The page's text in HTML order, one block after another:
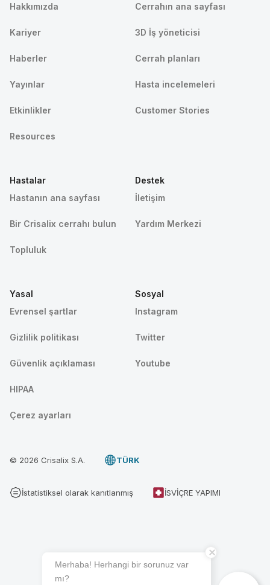
Hakkımızda
Kariyer
Haberler
Yayınlar
Etkinlikler
Resources
Cerrahın ana sayfası
3D İş yöneticisi
Cerrah planları
Hasta incelemeleri
Customer Stories
Hastalar
Hastanın ana sayfası
Bir Crisalix cerrahı bulun
Topluluk
Destek
İletişim
Yardım Merkezi
Yasal
Evrensel şartlar
Gizlilik politikası
Güvenlik açıklaması
HIPAA
Çerez ayarları
Sosyal
Instagram
Twitter
Youtube
© 2026 Crisalix S.A. TÜRK
İstatistiksel olarak kanıtlanmış İSVIÇRE YAPIMI
Merhaba! Herhangi bir sorunuz var
mı?